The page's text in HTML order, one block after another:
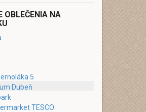
OBLEČENIA NA
5
Dubeň
TESCO